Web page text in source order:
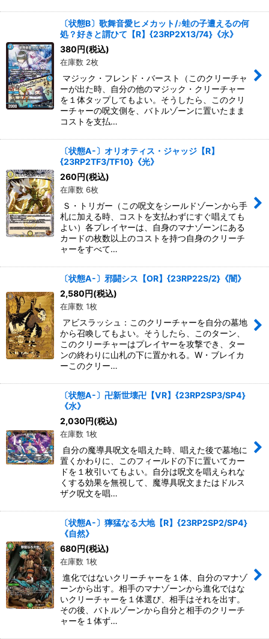
〔状態B〕歌舞音愛ヒメカット/♪蛙の子遭えるの何
処？好きと謂ひて【R】{23RP2X13/74}《水》
380 円(税込)
在庫数 2枚
マジック・フレンド・バースト（このクリーチャ
ーが出た時、自分の他のマジック・クリーチャー
を１体タップしてもよい。そうしたら、このクリ
ーチャーの呪文側を、バトルゾーンに置いたまま
コストを支払…
〔状態A-〕オリオティス・ジャッジ【R】
{23RP2TF3/TF10}《光》
260 円(税込)
在庫数 6枚
Ｓ・トリガー（この呪文をシールドゾーンから手
札に加える時、コストを支払わずにすぐ唱えても
よい）各プレイヤーは、自身のマナゾーンにある
カードの枚数以上のコストを持つ自身のクリーチ
ャーをすべて…
〔状態A-〕邪闘シス【OR】{23RP22S/2}《闇》
2,580 円(税込)
在庫数 1枚
アビスラッシュ：このクリーチャーを自分の墓地
から召喚してもよい。そうしたら、このターン、
このクリーチャーはプレイヤーを攻撃でき、ター
ンの終わりに山札の下に置かれる。W・ブレイカ
ーこのクリー…
〔状態A-〕卍新世壊卍【VR】{23RP2SP3/SP4}
《水》
2,030 円(税込)
在庫数 1枚
自分の魔導具呪文を唱えた時、唱えた後で墓地に
置くかわりに、このフィールドの下に置いてカー
ドを１枚引いてもよい。自分は呪文を唱えられな
くする効果を無視して、魔導具呪文またはドルス
ザク呪文を唱…
〔状態A-〕獰猛なる大地【R】{23RP2SP2/SP4}
《自然》
680 円(税込)
在庫数 1枚
進化ではないクリーチャーを１体、自分のマナゾ
ーンから出す。相手のマナゾーンから進化ではな
いクリーチャーを１体選び、相手はそれを出す。
その後、バトルゾーンから自分と相手のクリーチ
ャーを１体ず…